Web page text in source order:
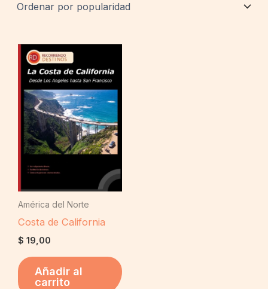
América del Norte
Costa de California
$ 19,00
Añadir al
carrito